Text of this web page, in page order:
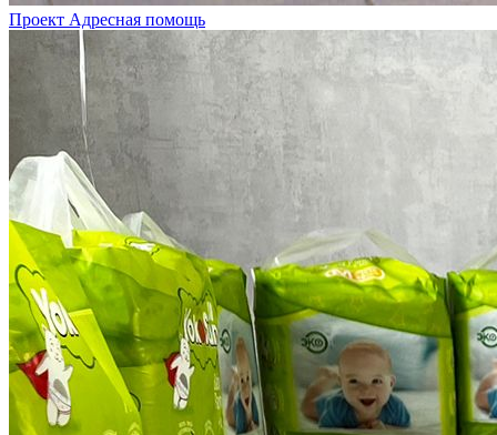
Проект Адресная помощь